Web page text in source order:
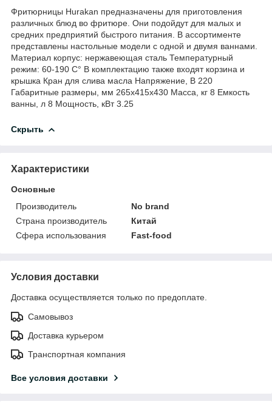
Фритюрницы Hurakan предназначены для приготовления
различных блюд во фритюре. Они подойдут для малых и
средних предприятий быстрого питания. В ассортименте
представлены настольные модели с одной и двумя ваннами.
Материал корпус: нержавеющая сталь Температурный
режим: 60-190 С° В комплектацию также входят корзина и
крышка Кран для слива масла Напряжение, В 220
Габаритные размеры, мм 265x415x430 Масса, кг 8 Емкость
ванны, л 8 Мощность, кВт 3.25
Скрыть
Характеристики
Основные
Производитель
No brand
Страна производитель
Китай
Сфера использования
Fast-food
Условия доставки
Доставка осуществляется только по предоплате.
Самовывоз
Доставка курьером
Транспортная компания
Все условия доставки